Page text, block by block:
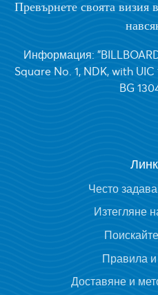
Превърнете своята визия
Информация:
Square No. 1, NDK, with
BG
Често
Изтегляне
Правила
Доставяне и